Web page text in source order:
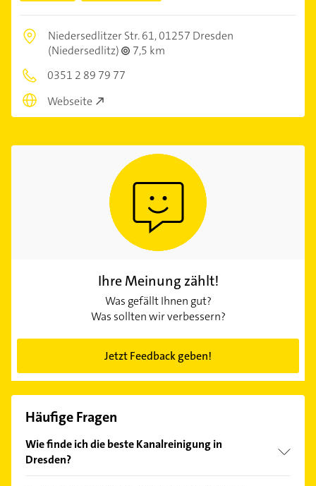
Niedersedlitzer Str. 61,01257 Dresden
(Niedersedlitz)
7,5 km
0351 2 89 79 77
Webseite
Ihre Meinung zählt!
Was gefällt Ihnen gut?
Was sollten wir verbessern?
Jetzt Feedback geben!
Häufige Fragen
Wie finde ich die beste Kanalreinigung in
Dresden?